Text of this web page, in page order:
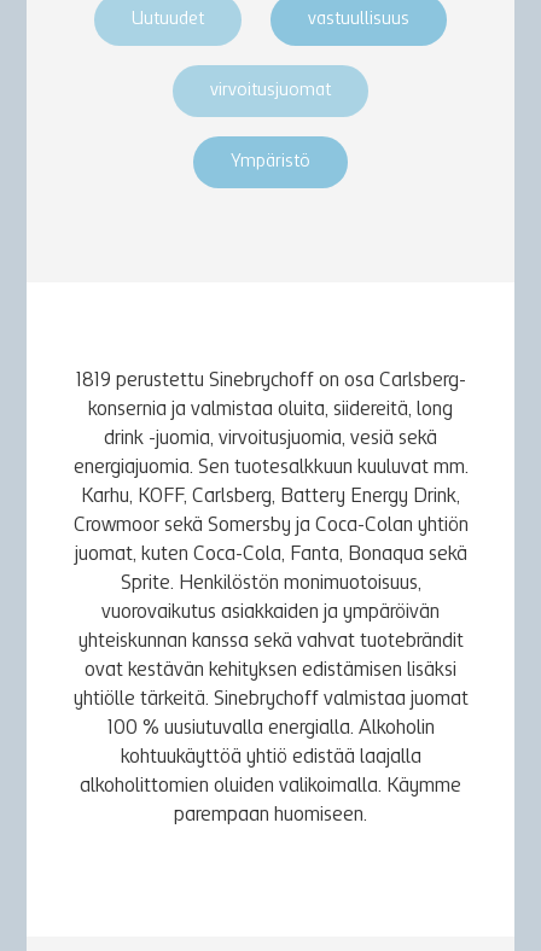
Uutuudet vastuullisuus
virvoitusjuomat
Ympäristö
1819 perustettu Sinebrychoff on osa Carlsberg-
konsernia ja valmistaa oluita, siidereitä, long
drink -juomia, virvoitusjuomia, vesiä sekä
energiajuomia. Sen tuotesalkkuun kuuluvat mm.
Karhu, KOFF, Carlsberg, Battery Energy Drink,
Crowmoor sekä Somersby ja Coca-Colan yhtiön
juomat, kuten Coca-Cola, Fanta, Bonaqua sekä
Sprite. Henkilöstön monimuotoisuus,
vuorovaikutus asiakkaiden ja ympäröivän
yhteiskunnan kanssa sekä vahvat tuotebrändit
ovat kestävän kehityksen edistämisen lisäksi
yhtiölle tärkeitä. Sinebrychoff valmistaa juomat
100 % uusiutuvalla energialla. Alkoholin
kohtuukäyttöä yhtiö edistää laajalla
alkoholittomien oluiden valikoimalla. Käymme
parempaan huomiseen.